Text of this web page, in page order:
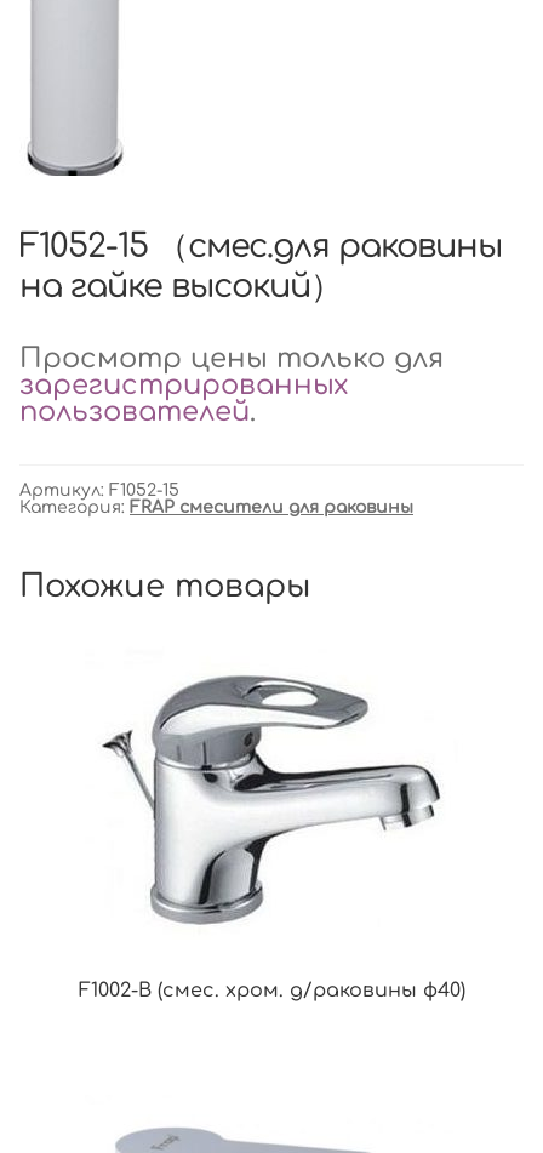
F1052-15 （смес.для раковины
на гайке высокий）
Просмотр цены только для
зарегистрированных
пользователей.
Артикул: F1052-15
Категория: FRAP смесители для раковины
Похожие товары
F1002-B (смес. хром. д/раковины ф40)